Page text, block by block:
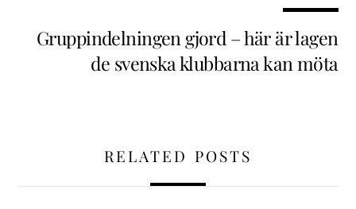
Gruppindelningen gjord – här är lagen
de svenska klubbarna kan möta
RELATED POSTS